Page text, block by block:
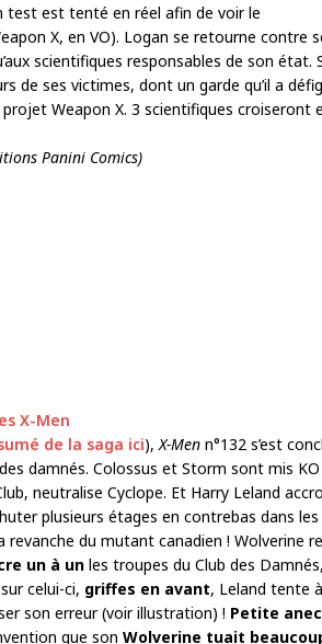
test est tenté en réel afin de voir le
X, en VO). Logan se retourne contre
scientifiques responsables de son état.
de ses victimes, dont un garde qu’il a
Weapon X. 3 scientifiques croiseront
Panini Comics)
X-Men
de la saga ici), X-Men n°132 s’est
damnés. Colossus et Storm sont mis
neutralise Cyclope. Et Harry Leland
plusieurs étages en contrebas dans les
du mutant canadien ! Wolverine
un à un les troupes du Club des
celui-ci, griffes en avant, Leland tente à
son erreur (voir illustration) ! Petite
que son Wolverine tuait